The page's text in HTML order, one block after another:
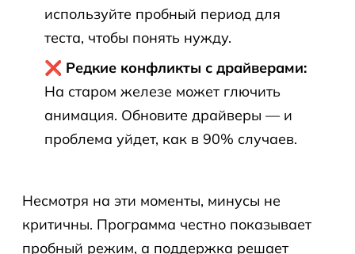
используйте пробный период для
теста, чтобы понять нужду.
❌ Редкие конфликты с драйверами:
На старом железе может глючить
анимация. Обновите драйверы — и
проблема уйдет, как в 90% случаев.
Несмотря на эти моменты, минусы не
критичны. Программа честно показывает
пробный режим, а поддержка решает